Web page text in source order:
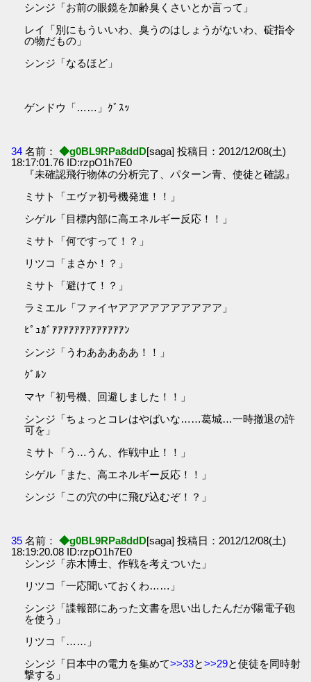
シンジ「お前の眼鏡を加齢臭くさいとか言って」
レイ「別にもういいわ、臭うのはしょうがないわ、碇指令
の物だもの」
シンジ「なるほど」
ゲンドウ「……」ｸﾞｽｯ
34 名前： ◆g0BL9RPa8ddD[saga] 投稿日：2012/12/08(土)
18:17:01.76 ID:rzpO1h7E0
『未確認飛行物体の分析完了、パターン青、使徒と確認』
ミサト「エヴァ初号機発進！！」
シゲル「目標内部に高エネルギー反応！！」
ミサト「何ですって！？」
リツコ「まさか！？」
ミサト「避けて！？」
ラミエル「ファイヤアアアアアアアアアア」
ﾋﾟｭｶﾞｱｱｱｱｱｱｱｱｱｱｱｱｱﾝ
シンジ「うわあああああ！！」
ｸﾞﾙﾝ
マヤ「初号機、回避しました！！」
シンジ「ちょっとコレはやばいな……葛城…一時撤退の許
可を」
ミサト「う…うん、作戦中止！！」
シゲル「また、高エネルギー反応！！」
シンジ「この穴の中に飛び込むぞ！？」
35 名前： ◆g0BL9RPa8ddD[saga] 投稿日：2012/12/08(土)
18:19:20.08 ID:rzpO1h7E0
シンジ「赤木博士、作戦を考えついた」
リツコ「一応聞いておくわ……」
シンジ「諜報部にあった文書を思い出したんだが陽電子砲
を使う」
リツコ「……」
シンジ「日本中の電力を集めて>>33と>>29と使徒を同時射
撃する」